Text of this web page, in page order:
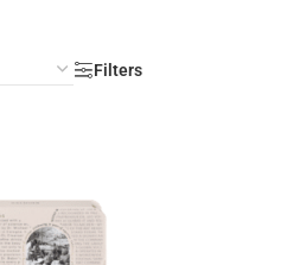
Filters